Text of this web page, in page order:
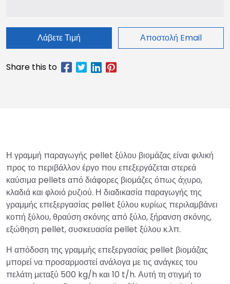
Λάβετε Τιμή Αποστολή Email
Η γραμμή παραγωγής pellet ξύλου βιομάζας είναι φιλική
προς το περιβάλλον έργο που επεξεργάζεται στερεά
καύσιμα pellets από διάφορες βιομάζες όπως άχυρο,
κλαδιά και φλοιό ρυζιού. Η διαδικασία παραγωγής της
γραμμής επεξεργασίας pellet ξύλου κυρίως περιλαμβάνει
κοπή ξύλου, θραύση σκόνης από ξύλο, ξήρανση σκόνης,
εξώθηση pellet, συσκευασία pellet ξύλου κ.λπ.
Η απόδοση της γραμμής επεξεργασίας pellet βιομάζας
μπορεί να προσαρμοστεί ανάλογα με τις ανάγκες του
πελάτη μεταξύ 500 kg/h και 10 t/h. Αυτή τη στιγμή το